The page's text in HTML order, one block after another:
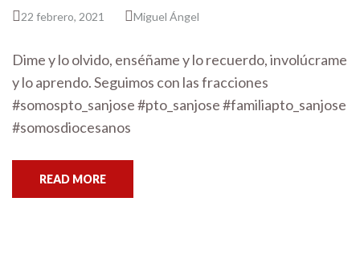
22 febrero, 2021 Miguel Ángel
Dime y lo olvido, enséñame y lo recuerdo, involúcrame
y lo aprendo. Seguimos con las fracciones
#somospto_sanjose #pto_sanjose #familiapto_sanjose
#somosdiocesanos
READ MORE